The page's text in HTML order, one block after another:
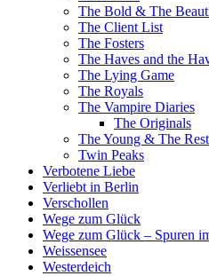
The Bold & The
The Client List
The Fosters
The Haves and the
The Lying Game
The Royals
The Vampire Diaries
The Originals
The Young & The
Twin Peaks
Verbotene Liebe
Verliebt in Berlin
Verschollen
Wege zum Glück
Wege zum Glück – Spuren
Weissensee
Westerdeich